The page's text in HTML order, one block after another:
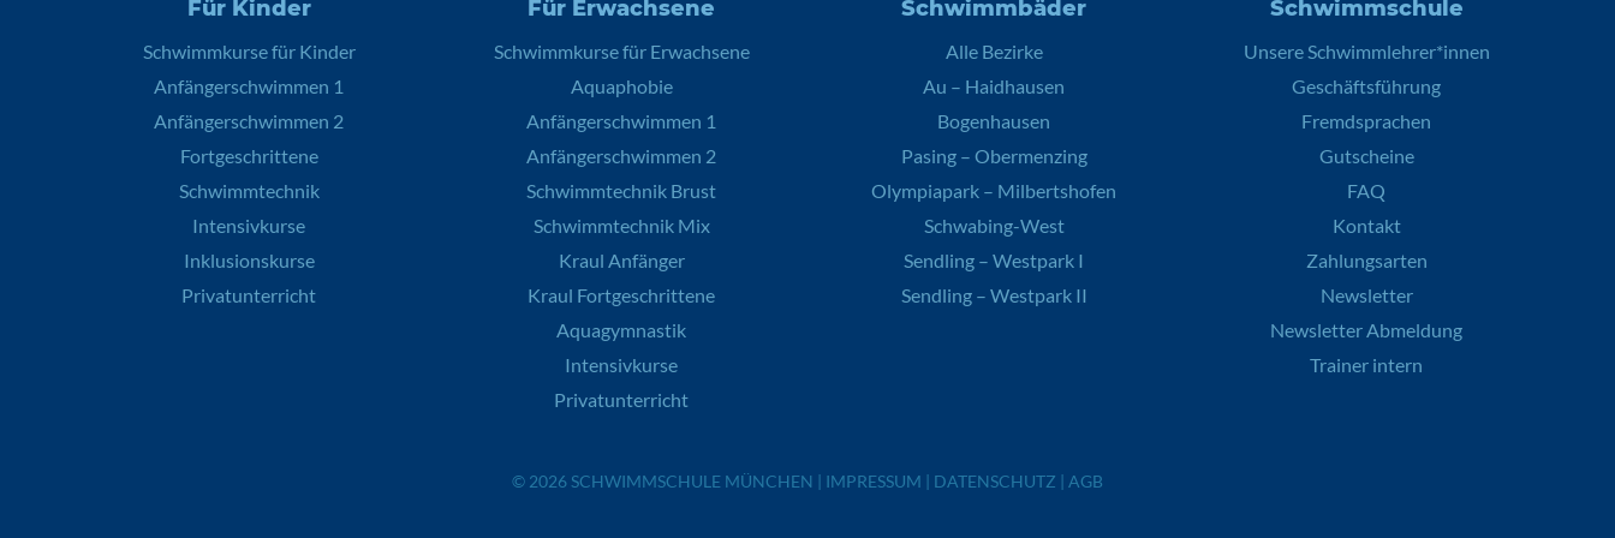
Für Kinder
Schwimmkurse für Kinder
Anfängerschwimmen 1
Anfängerschwimmen 2
Fortgeschrittene
Schwimmtechnik
Intensivkurse
Inklusionskurse
Privatunterricht
Für Erwachsene
Schwimmkurse für Erwachsene
Aquaphobie
Anfängerschwimmen 1
Anfängerschwimmen 2
Schwimmtechnik Brust
Schwimmtechnik Mix
Kraul Anfänger
Kraul Fortgeschrittene
Aquagymnastik
Intensivkurse
Privatunterricht
Schwimmbäder
Alle Bezirke
Au – Haidhausen
Bogenhausen
Pasing – Obermenzing
Olympiapark – Milbertshofen
Schwabing-West
Sendling – Westpark I
Sendling – Westpark II
Schwimmschule
Unsere Schwimmlehrer*innen
Geschäftsführung
Fremdsprachen
Gutscheine
FAQ
Kontakt
Zahlungsarten
Newsletter
Newsletter Abmeldung
Trainer intern
© 2026 SCHWIMMSCHULE MÜNCHEN | IMPRESSUM | DATENSCHUTZ | AGB